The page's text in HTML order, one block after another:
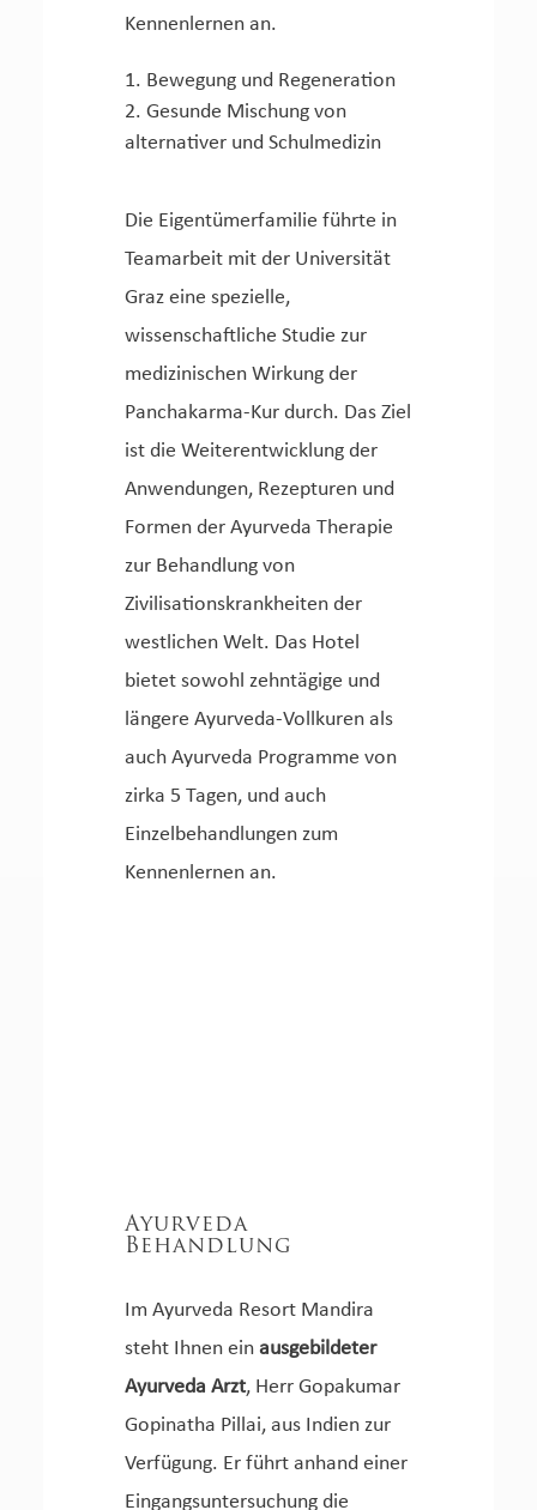
Kennenlernen an.
Bewegung und Regeneration
Gesunde Mischung von
alternativer und Schulmedizin
Die Eigentümerfamilie führte in
Teamarbeit mit der Universität
Graz eine spezielle,
wissenschaftliche Studie zur
medizinischen Wirkung der
Panchakarma-Kur durch. Das Ziel
ist die Weiterentwicklung der
Anwendungen, Rezepturen und
Formen der Ayurveda Therapie
zur Behandlung von
Zivilisationskrankheiten der
westlichen Welt. Das Hotel
bietet sowohl zehntägige und
längere Ayurveda-Vollkuren als
auch Ayurveda Programme von
zirka 5 Tagen, und auch
Einzelbehandlungen zum
Kennenlernen an.
Ayurveda
Behandlung
Im Ayurveda Resort Mandira
steht Ihnen einausgebildeter
Ayurveda Arzt, Herr Gopakumar
Gopinatha Pillai, aus Indien zur
Verfügung. Er führt anhand einer
Eingangsuntersuchung die